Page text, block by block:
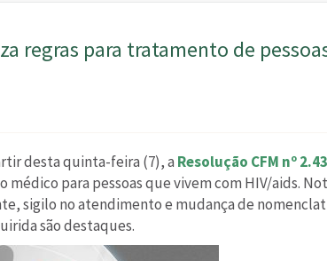
regras para tratamento de
desta quinta-feira (7), a Resolução CFM nº
médico para pessoas que vivem com HIV/aids.
sigilo no atendimento e mudança de
são destaques.